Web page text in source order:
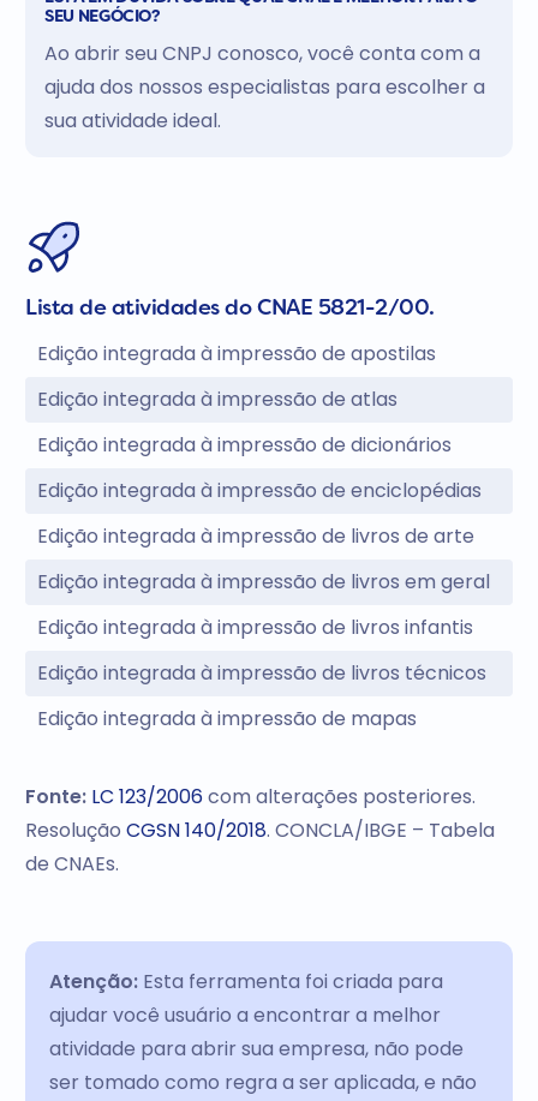
SEU NEGÓCIO?
Ao abrir seu CNPJ conosco, você conta com a
ajuda dos nossos especialistas para escolher a
sua atividade ideal.
Lista de atividades do CNAE 5821-2/00.
Edição integrada à impressão de apostilas
Edição integrada à impressão de atlas
Edição integrada à impressão de dicionários
Edição integrada à impressão de enciclopédias
Edição integrada à impressão de livros de arte
Edição integrada à impressão de livros em geral
Edição integrada à impressão de livros infantis
Edição integrada à impressão de livros técnicos
Edição integrada à impressão de mapas
Fonte: LC 123/2006com alterações posteriores.
ResoluçãoCGSN 140/2018. CONCLA/IBGE – Tabela
de CNAEs.
Atenção:Esta ferramenta foi criada para
ajudar você usuário a encontrar a melhor
atividade para abrir sua empresa, não pode
ser tomado como regra a ser aplicada, e não